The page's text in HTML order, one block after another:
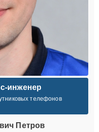
инженер
телефонов
Петров